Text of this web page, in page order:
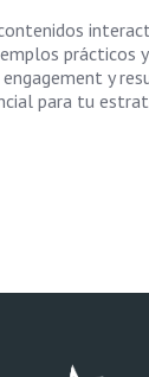
prácticos
y
para tu